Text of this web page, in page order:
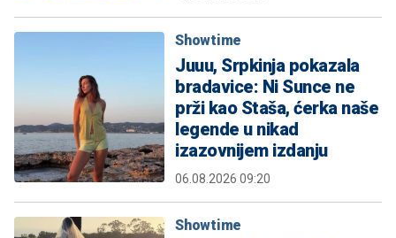
Showtime
Juuu, Srpkinja pokazala
bradavice: Ni Sunce ne
prži kao Staša, ćerka naše
legende u nikad
izazovnijem izdanju
06.08.2026 09:20
Showtime